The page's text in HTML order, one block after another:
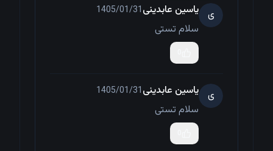
ی یاسین عابدینی1405/01/31
سلام تستی
ی یاسین عابدینی1405/01/31
سلام تستی